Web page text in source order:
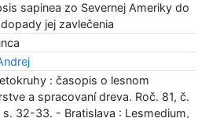
sapinea zo Severnej Ameriky do
jej zavlečenia
: časopis o lesnom
a spracovaní dreva. Roč. 81, č.
32-33. - Bratislava : Lesmedium,